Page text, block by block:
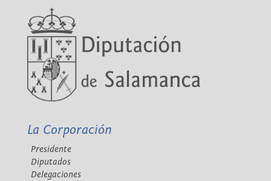
La Corporación
Presidente
Diputados
Delegaciones